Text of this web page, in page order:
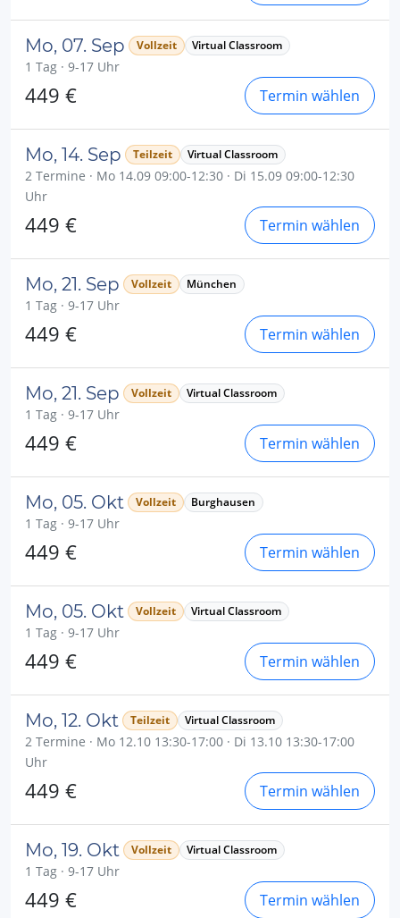
Mo, 07. Sep Vollzeit Virtual Classroom
1 Tag · 9-17 Uhr
449 € Termin wählen
Mo, 14. Sep Teilzeit Virtual Classroom
2 Termine · Mo 14.09 09:00-12:30 · Di 15.09 09:00-12:30
Uhr
449 € Termin wählen
Mo, 21. Sep Vollzeit München
1 Tag · 9-17 Uhr
449 € Termin wählen
Mo, 21. Sep Vollzeit Virtual Classroom
1 Tag · 9-17 Uhr
449 € Termin wählen
Mo, 05. Okt Vollzeit Burghausen
1 Tag · 9-17 Uhr
449 € Termin wählen
Mo, 05. Okt Vollzeit Virtual Classroom
1 Tag · 9-17 Uhr
449 € Termin wählen
Mo, 12. Okt Teilzeit Virtual Classroom
2 Termine · Mo 12.10 13:30-17:00 · Di 13.10 13:30-17:00
Uhr
449 € Termin wählen
Mo, 19. Okt Vollzeit Virtual Classroom
1 Tag · 9-17 Uhr
449 € Termin wählen